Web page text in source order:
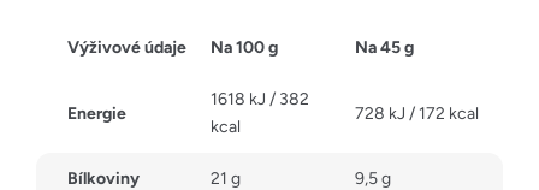
Výživové údaje Na 100 g Na 45 g
Energie
1618 kJ / 382
kcal
728 kJ / 172 kcal
Bílkoviny 21 g 9,5 g